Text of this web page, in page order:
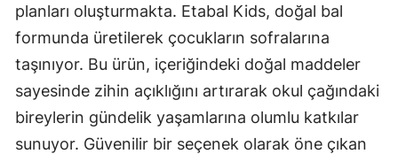
planları oluşturmakta. Etabal Kids, doğal bal
formunda üretilerek çocukların sofralarına
taşınıyor. Bu ürün, içeriğindeki doğal maddeler
sayesinde zihin açıklığını artırarak okul çağındaki
bireylerin gündelik yaşamlarına olumlu katkılar
sunuyor. Güvenilir bir seçenek olarak öne çıkan